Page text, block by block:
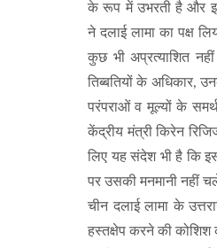
के रूप में उभरती है और
ने दलाई लामा का पक्ष
कुछ भी अप्रत्याशित
तिब्बतियों के अधिकार,
परंपराओं व मूल्यों के
केंद्रीय मंत्री किरेन
लिए यह संदेश भी है कि
पर उसकी मनमानी नहीं
चीन दलाई लामा के
हस्तक्षेप करने की कोशिश